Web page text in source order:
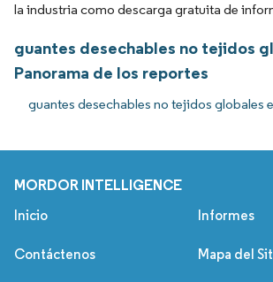
la industria como descarga gratuita de
guantes desechables no tejidos
Panorama de los reportes
guantes desechables no tejidos globales
MORDOR INTELLIGENCE
Inicio Informes
Contáctenos Mapa del